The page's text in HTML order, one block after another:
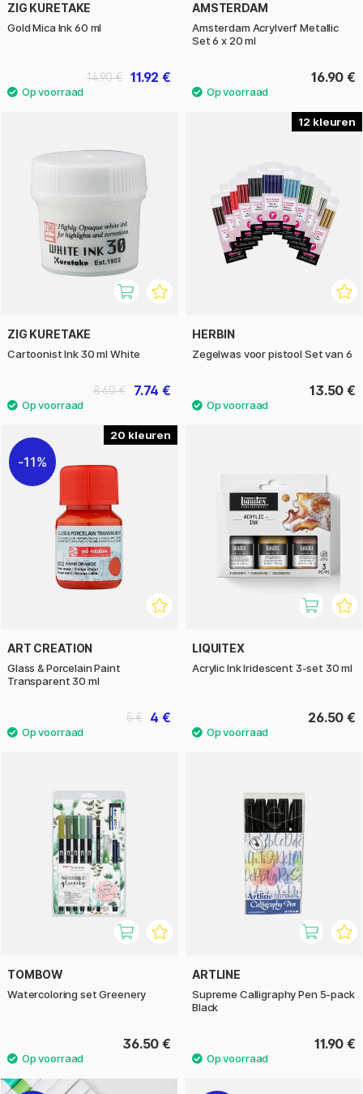
ZIG KURETAKE
Gold Mica Ink 60 ml
11.92 €
14.90 €
AMSTERDAM
Amsterdam Acrylverf Metallic
Set 6 x 20 ml
16.90 €
ZIG KURETAKE
Cartoonist Ink 30 ml White
7.74 €
8.60 €
12
HERBIN
Zegelwas voor pistool Set van 6
13.50 €
20
11%
ART CREATION
Glass & Porcelain Paint
Transparent 30 ml
4 €
5 €
LIQUITEX
Acrylic Ink Iridescent 3-set 30 ml
26.50 €
TOMBOW
Watercoloring set Greenery
36.50 €
ARTLINE
Supreme Calligraphy Pen 5-pack
Black
11.90 €